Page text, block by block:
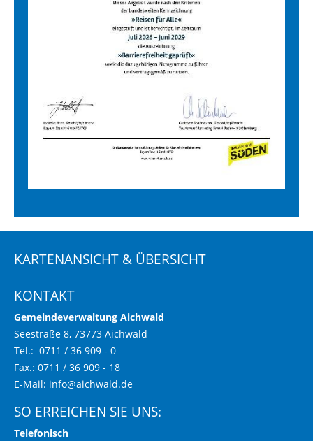
KARTENANSICHT & ÜBERSICHT
KONTAKT
Gemeindeverwaltung Aichwald
Seestraße 8, 73773 Aichwald
Tel.: 0711 / 36 909 - 0
Fax.: 0711 / 36 909 - 18
E-Mail: info@aichwald.de
SO ERREICHEN SIE UNS:
Telefonisch